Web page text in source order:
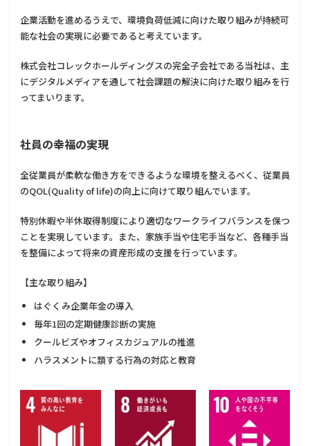
企業活動を進めるうえで、環境負荷低減に向けた取り組みが持続可
能な社会の実現に必要であると考えています。
株式会社コレックホールディングスの完全子会社である当社は、主
にデジタルメディアを通して社会課題の解決に向けた取り組みを行
ってまいります。
社員の幸福の実現
全従業員が柔軟な働き方をできるような環境を整えるべく、従業員
のQOL(Quality of life)の向上に向けて取り組んでいます。
特別休暇や半休取得制度により適切なワークライフバランスを保つ
ことを実現しています。また、家族手当や住宅手当など、各種手当
を整備によって将来の資産形成の支援を行っています。
【主な取り組み】
はぐくみ企業年金の導入
毎年1回の定期健康診断の実施
クールビズやオフィスカジュアルの推進
ハラスメントに類する行為の対応と教育